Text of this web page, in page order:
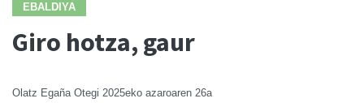
EBALDIYA
Giro hotza, gaur
Olatz Egaña Otegi 2025eko azaroaren 26a